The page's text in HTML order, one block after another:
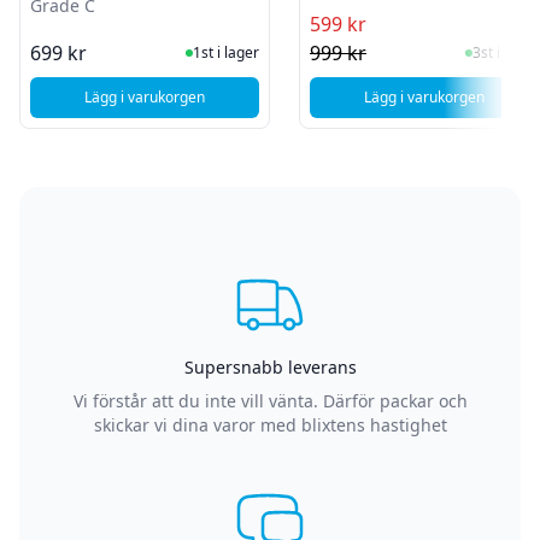
Grade C
699 kr I Lager
1st i lager
Lägg i varukorgen, Apple iPhone 7 Plus Skärm och Glasbyte - Org LCD - Svart
599 kr
999 kr
I Lager
3st i lager
Lägg i varukorgen
, Apple iPhone 7
Supersnabb leverans
Vi förstår att du inte vill vänta. Därför packar och
skickar vi dina varor med blixtens hastighet